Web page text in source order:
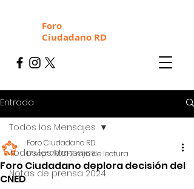
Foro
Ciudadano RD
Entrada
Todos los Mensajes
Notas de prensa 2024
Todos los Mensajes
Foro Ciudadano deplora decisión del
CNED
Foro Ciudadano RD
17 sept 20202 min de lectura